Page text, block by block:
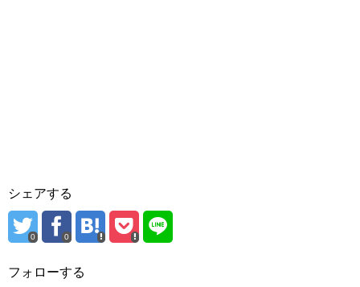
シェアする
0 0
フォローする